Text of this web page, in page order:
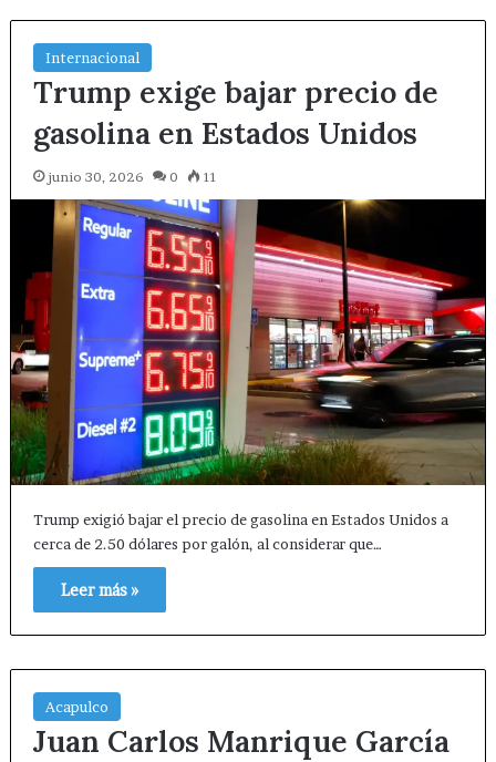
Internacional
Trump exige bajar precio de
gasolina en Estados Unidos
junio 30, 2026 0 11
Trump exigió bajar el precio de gasolina en Estados Unidos a
cerca de 2.50 dólares por galón, al considerar que…
Leer más »
Acapulco
Juan Carlos Manrique García